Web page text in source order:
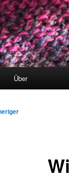
Über